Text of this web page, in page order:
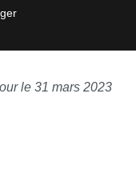
le 31 mars 2023